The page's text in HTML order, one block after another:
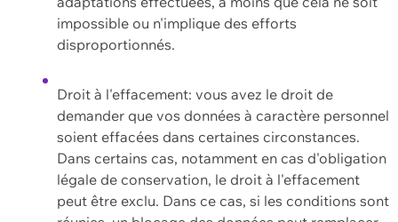
impossible ou n'implique des efforts
disproportionnés.
Droit à l'effacement: vous avez le droit de
demander que vos données à caractère personnel
soient effacées dans certaines circonstances.
Dans certains cas, notamment en cas d'obligation
légale de conservation, le droit à l'effacement
peut être exclu. Dans ce cas, si les conditions sont